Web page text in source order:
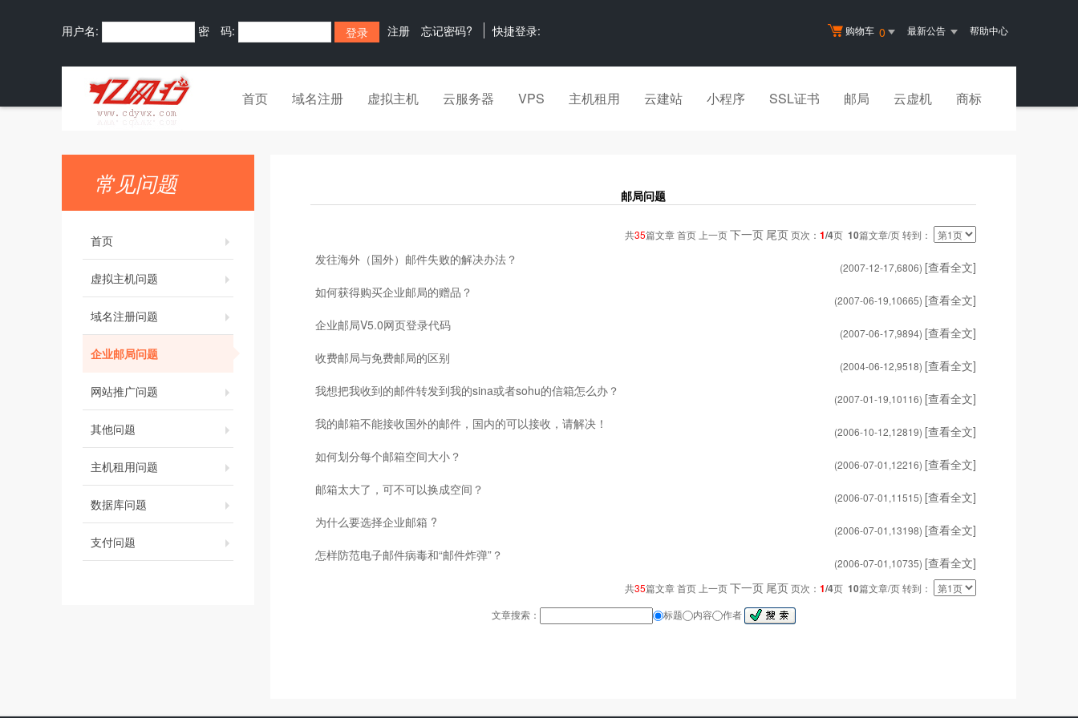
购物车 0 最新公告 帮助中心
用户名: 密 码: 注册 忘记密码? 快捷登录:
首页 域名注册 虚拟主机 云服务器 VPS 主机租用 云建站 小程序 SSL证书 邮局 云虚机 商标
常见问题
首页
虚拟主机问题
域名注册问题
企业邮局问题
网站推广问题
其他问题
主机租用问题
数据库问题
支付问题
邮局问题
共35篇文章 首页 上一页下一页 尾页页次： 1/4页 10篇文章/页 转到：
发往海外（国外）邮件失败的解决办法？
(2007-12-17,6806) [查看全文]
如何获得购买企业邮局的赠品？
(2007-06-19,10665) [查看全文]
企业邮局V5.0网页登录代码
(2007-06-17,9894) [查看全文]
收费邮局与免费邮局的区别
(2004-06-12,9518) [查看全文]
我想把我收到的邮件转发到我的sina或者sohu的信箱怎么办？
(2007-01-19,10116) [查看全文]
我的邮箱不能接收国外的邮件，国内的可以接收，请解决！
(2006-10-12,12819) [查看全文]
如何划分每个邮箱空间大小？
(2006-07-01,12216) [查看全文]
邮箱太大了，可不可以换成空间？
(2006-07-01,11515) [查看全文]
为什么要选择企业邮箱 ?
(2006-07-01,13198) [查看全文]
怎样防范电子邮件病毒和“邮件炸弹”？
(2006-07-01,10735) [查看全文]
共35篇文章 首页 上一页下一页 尾页页次： 1/4页 10篇文章/页 转到：
文章搜索：
标题 内容 作者